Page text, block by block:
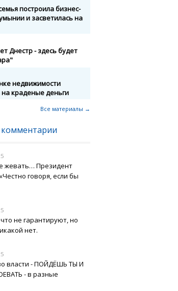
построила бизнес-
и засветилась на
Днестр - здесь будет
недвижимости
краденые деньги
Все материалы →
жевать… Президент
говоря, если бы
не гарантируют, но
нет.
власти - ПОЙДЁШЬ ТЫ И
- в разные